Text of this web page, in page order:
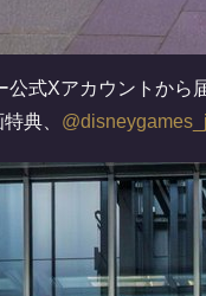
公式Xアカウントから
典、